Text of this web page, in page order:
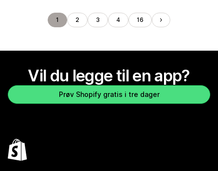
1 2 3 4 16
Vil du legge til en app?
Prøv Shopify gratis i tre dager